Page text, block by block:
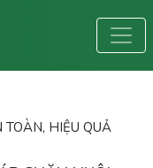
TOÀN, HIỆU QUẢ